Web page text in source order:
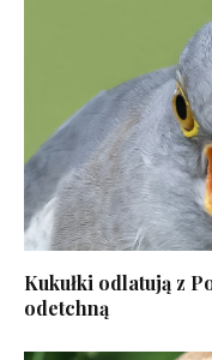
Kukułki odlatują z
odetchną